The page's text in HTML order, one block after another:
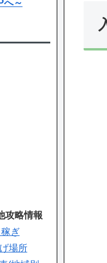
へ～
攻略情報
ぎ
場所